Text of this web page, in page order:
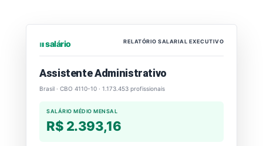
⏐⏐⏐ salário RELATÓRIO SALARIAL EXECUTIVO
Assistente Administrativo
Brasil · CBO 4110-10 · 1.173.453 profissionais
SALÁRIO MÉDIO MENSAL
R$ 2.393,16